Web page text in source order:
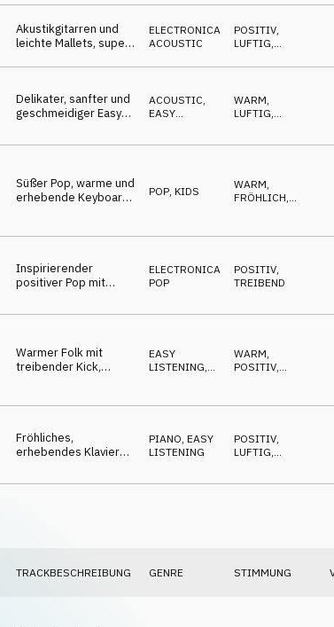
Innovationen
Akustikgitarren und
leichte Mallets, super
ELECTRONICA
ACOUSTIC
POSITIV
LUFTIG
Delikater, sanfter und
geschmeidiger Easy
Akustikgitarre, warm
ACOUSTIC
EASY
WARM
LUFTIG
Süßer Pop, warme und
erhebende Keyboard-
POP KIDS WARM,
FRÖHLICH,
Inspirierender
positiver Pop mit
treibenden Synths
ELECTRONICA
POP
POSITIV
TREIBEND
Warmer Folk mit
treibender Kick,
EASY
LISTENING,
WARM,
POSITIV,
Fröhliches,
erhebendes Klavier
Glocken, zum Ende hin
PIANO EASY
LISTENING
POSITIV
LUFTIG
TRACKBESCHREIBUNG GENRE STIMMUNG